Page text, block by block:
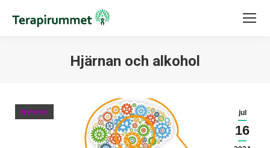
Hjärnan och alkohol
jul
16
Nyheter